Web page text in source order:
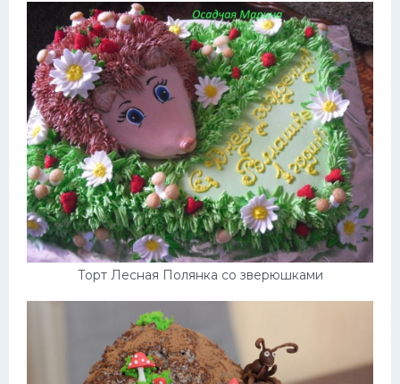
Торт Лесная Полянка со зверюшками